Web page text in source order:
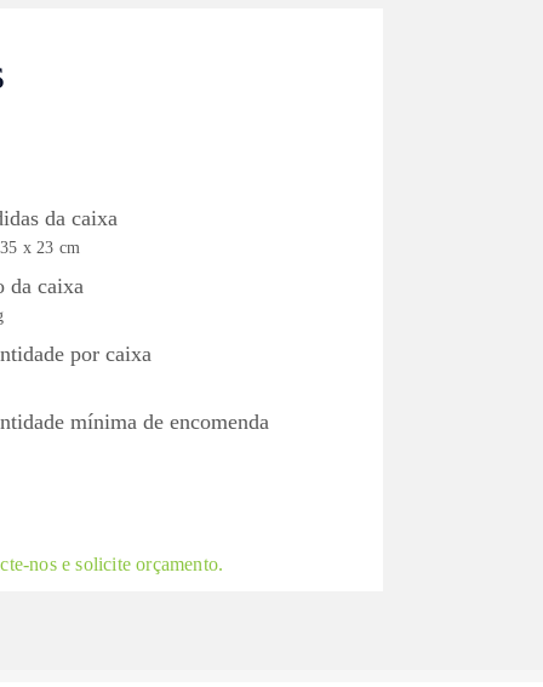
da caixa
x 23 cm
da caixa
por caixa
mínima de encomenda
nos e solicite orçamento.